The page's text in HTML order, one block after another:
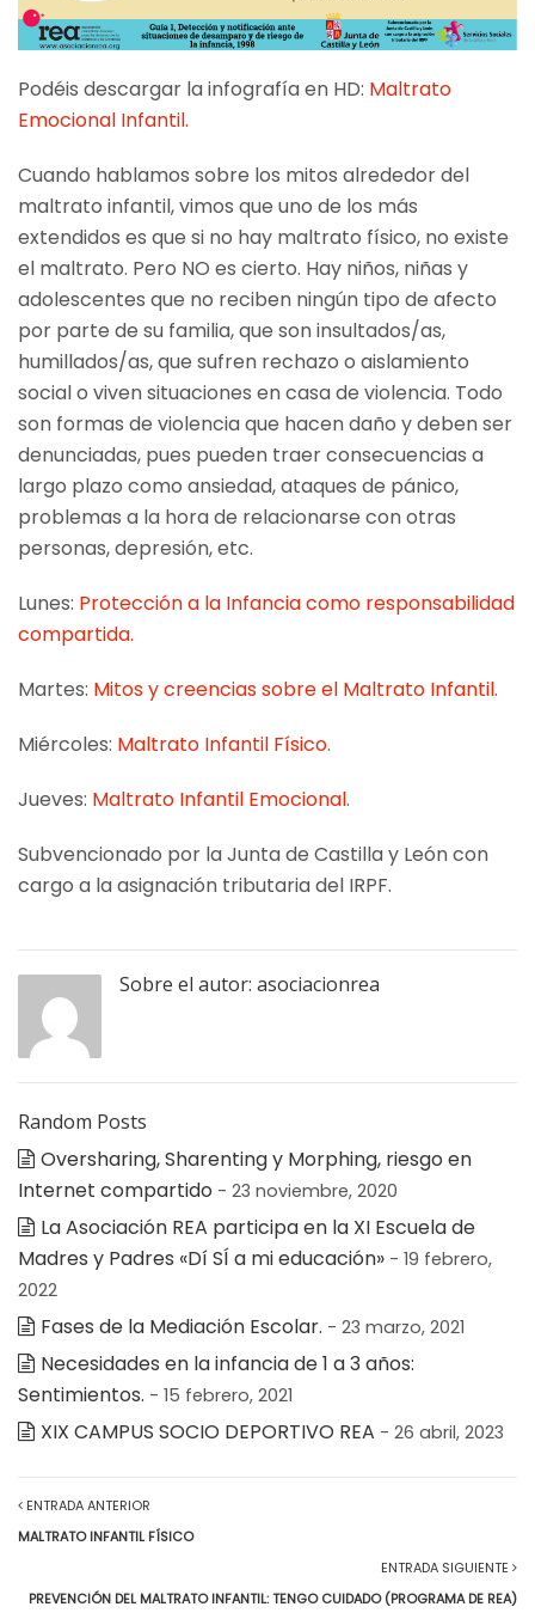
Podéis descargar la infografía en HD: Maltrato
Emocional Infantil.
Cuando hablamos sobre los mitos alrededor del
maltrato infantil, vimos que uno de los más
extendidos es que si no hay maltrato físico, no existe
el maltrato. Pero NO es cierto. Hay niños, niñas y
adolescentes que no reciben ningún tipo de afecto
por parte de su familia, que son insultados/as,
humillados/as, que sufren rechazo o aislamiento
social o viven situaciones en casa de violencia. Todo
son formas de violencia que hacen daño y deben ser
denunciadas, pues pueden traer consecuencias a
largo plazo como ansiedad, ataques de pánico,
problemas a la hora de relacionarse con otras
personas, depresión, etc.
Lunes: Protección a la Infancia como responsabilidad
compartida.
Martes: Mitos y creencias sobre el Maltrato Infantil.
Miércoles: Maltrato Infantil Físico.
Jueves: Maltrato Infantil Emocional.
Subvencionado por la Junta de Castilla y León con
cargo a la asignación tributaria del IRPF.
Sobre el autor: asociacionrea
Random Posts
Oversharing, Sharenting y Morphing, riesgo en
Internet compartido - 23 noviembre, 2020
La Asociación REA participa en la XI Escuela de
Madres y Padres «Dí SÍ a mi educación» - 19 febrero,
2022
Fases de la Mediación Escolar. - 23 marzo, 2021
Necesidades en la infancia de 1 a 3 años:
Sentimientos. - 15 febrero, 2021
XIX CAMPUS SOCIO DEPORTIVO REA - 26 abril, 2023
ENTRADA ANTERIOR
MALTRATO INFANTIL FÍSICO
ENTRADA SIGUIENTE
PREVENCIÓN DEL MALTRATO INFANTIL: TENGO CUIDADO (PROGRAMA DE REA)